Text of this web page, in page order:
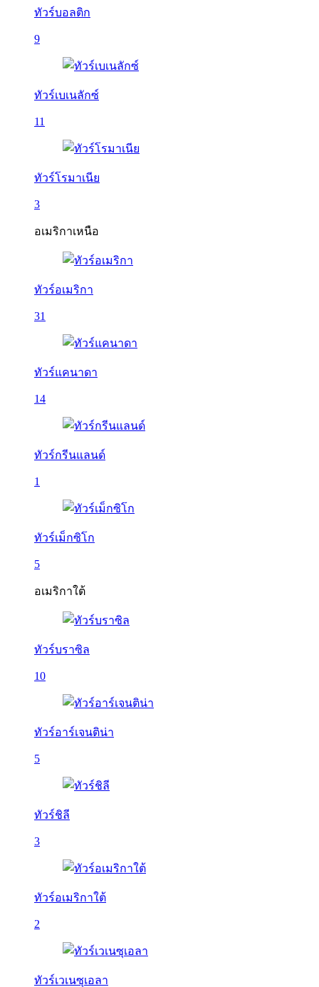
ทัวร์บอลติก
9
ทัวร์เบเนลักซ์
11
ทัวร์โรมาเนีย
3
อเมริกาเหนือ
ทัวร์อเมริกา
31
ทัวร์แคนาดา
14
ทัวร์กรีนแลนด์
1
ทัวร์เม็กซิโก
5
อเมริกาใต้
ทัวร์บราซิล
10
ทัวร์อาร์เจนติน่า
5
ทัวร์ชิลี
3
ทัวร์อเมริกาใต้
2
ทัวร์เวเนซุเอลา